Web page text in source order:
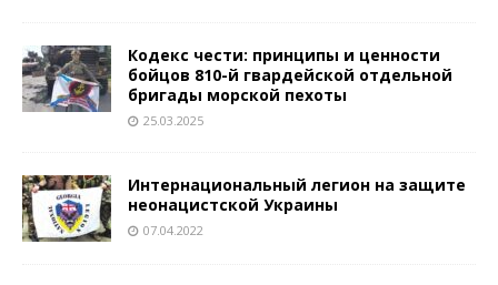
Кодекс чести: принципы и ценности
бойцов 810-й гвардейской отдельной
бригады морской пехоты
25.03.2025
Интернациональный легион на защите
неонацистской Украины
07.04.2022